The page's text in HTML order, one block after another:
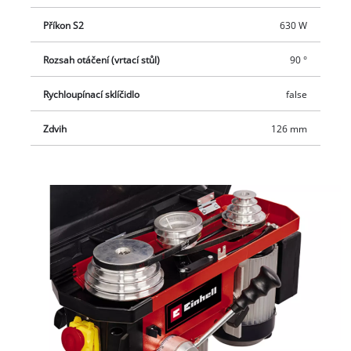
Příkon S2 630 W
Rozsah otáčení (vrtací stůl) 90 °
Rychloupínací sklíčidlo false
Zdvih 126 mm